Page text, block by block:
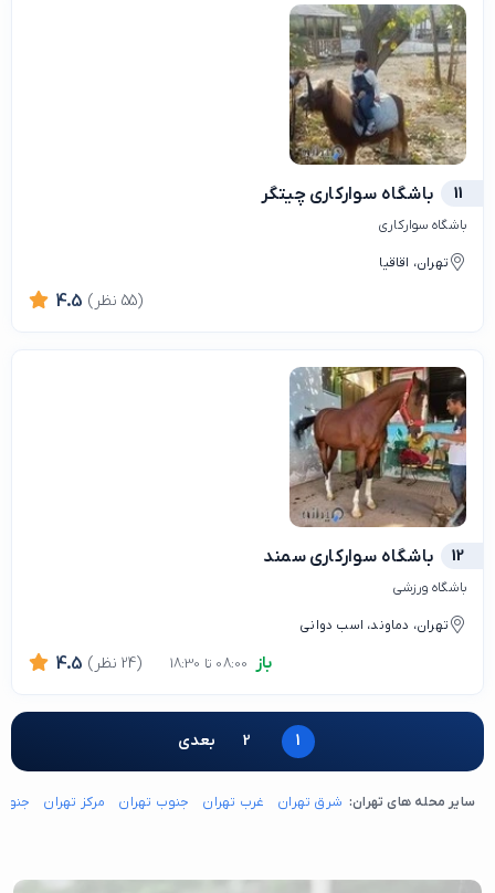
11 باشگاه سوارکاری چیتگر
باشگاه سوارکاری
تهران، اقاقیا
4.5 (55 نظر)
12 باشگاه سوارکاری سمند
باشگاه ورزشی
تهران، دماوند، اسب دوانی
باز 4.5 (24 نظر)
1
2 بعدی
سایر محله های تهران: شرق تهران غرب تهران جنوب تهران مرکز تهران